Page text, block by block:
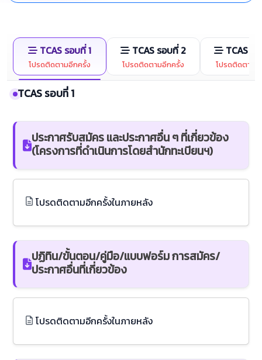
TCAS รอบที่ 1
โปรดติดตามอีกครั้ง
TCAS รอบที่ 2
โปรดติดตามอีกครั้ง
TCAS ร
โปรดติดตาม
TCAS รอบที่ 1
ประกาศรับสมัคร และประกาศอื่น ๆ ที่เกี่ยวข้อง
(โครงการที่ดำเนินการโดยสำนักทะเบียนฯ)
โปรดติดตามอีกครั้งในภายหลัง
ปฏิทิน/ขั้นตอน/คู่มือ/แบบฟอร์ม การสมัคร/
ประกาศอื่นที่เกี่ยวข้อง
โปรดติดตามอีกครั้งในภายหลัง